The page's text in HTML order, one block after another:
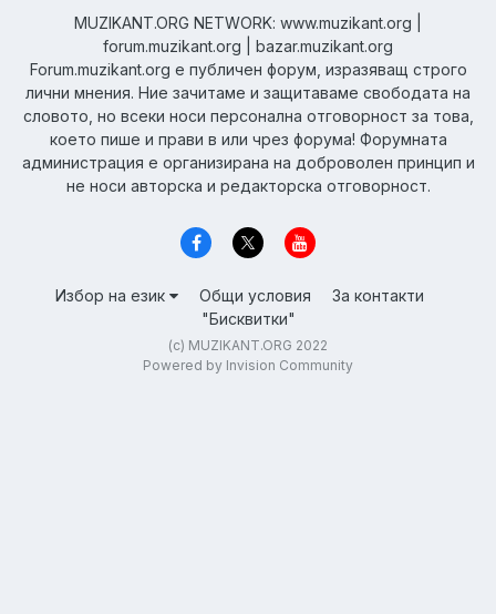
MUZIKANT.ORG NETWORK: www.muzikant.org |
forum.muzikant.org | bazar.muzikant.org
Forum.muzikant.org е публичен форум, изразяващ строго
лични мнения. Ние зачитаме и защитаваме свободата на
словото, но всеки носи персонална отговорност за това,
което пише и прави в или чрез форума! Форумната
администрация е организирана на доброволен принцип и
не носи авторска и редакторска отговорност.
Избор на език Общи условия
За контакти
"Бисквитки"
(c) MUZIKANT.ORG 2022
Powered by Invision Community